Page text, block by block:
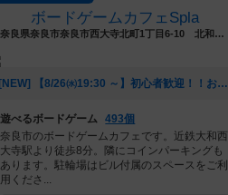
ボードゲームカフェSpla
奈良県奈良市奈良市西大寺北町1丁目6-10 北和ビル3階
[NEW] 【8/26㈬19:30 ～】初心者歓迎！！おいでやす♪軽ゲー会（2026年07月29日 19時38分）
遊べるボードゲーム 493個
奈良市のボードゲームカフェです。近鉄大和西
大寺駅より徒歩8分。隣にコインパーキングも
あります。駐輪場はビル付属のスペースをご利
用くださ...